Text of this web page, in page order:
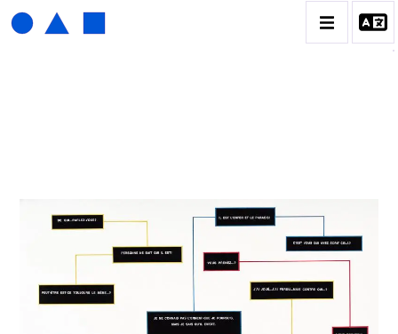
BIOGRAPHIE
CATALOGUE DES OEUVRES
01_SCULPTURE
02_PHOTOGRAPHIQUE
03_COLLAGES